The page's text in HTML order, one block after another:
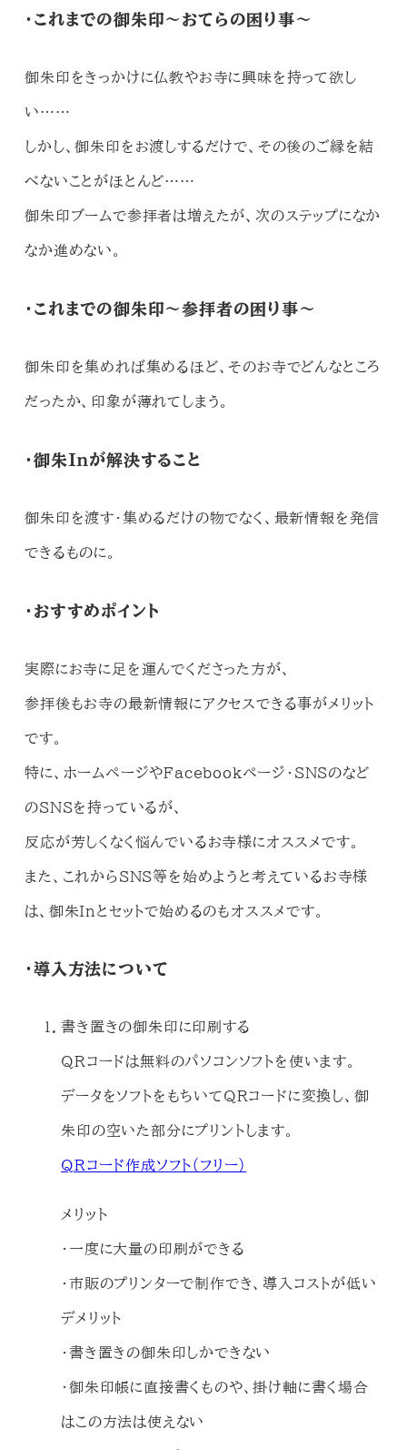
・これまでの御朱印～おてらの困り事～
御朱印をきっかけに仏教やお寺に興味を持って欲し
い……
しかし、御朱印をお渡しするだけで、その後のご縁を結
べないことがほとんど……
御朱印ブームで参拝者は増えたが、次のステップになか
なか進めない。
・これまでの御朱印～参拝者の困り事～
御朱印を集めれば集めるほど、そのお寺でどんなところ
だったか、印象が薄れてしまう。
・御朱Inが解決すること
御朱印を渡す・集めるだけの物でなく、最新情報を発信
できるものに。
・おすすめポイント
実際にお寺に足を運んでくださった方が、
参拝後もお寺の最新情報にアクセスできる事がメリット
です。
特に、ホームページやFacebookページ・SNSのなど
のSNSを持っているが、
反応が芳しくなく悩んでいるお寺様にオススメです。
また、これからSNS等を始めようと考えているお寺様
は、御朱Inとセットで始めるのもオススメです。
・導入方法について
書き置きの御朱印に印刷する
QRコードは無料のパソコンソフトを使います。
データをソフトをもちいてQRコードに変換し、御
朱印の空いた部分にプリントします。
QRコード作成ソフト（フリー）
メリット
・一度に大量の印刷ができる
・市販のプリンターで制作でき、導入コストが低い
デメリット
・書き置きの御朱印しかできない
・御朱印帳に直接書くものや、掛け軸に書く場合
はこの方法は使えない